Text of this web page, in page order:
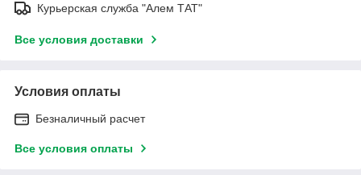
Курьерская служба "Алем ТАТ"
Все условия доставки
Условия оплаты
Безналичный расчет
Все условия оплаты